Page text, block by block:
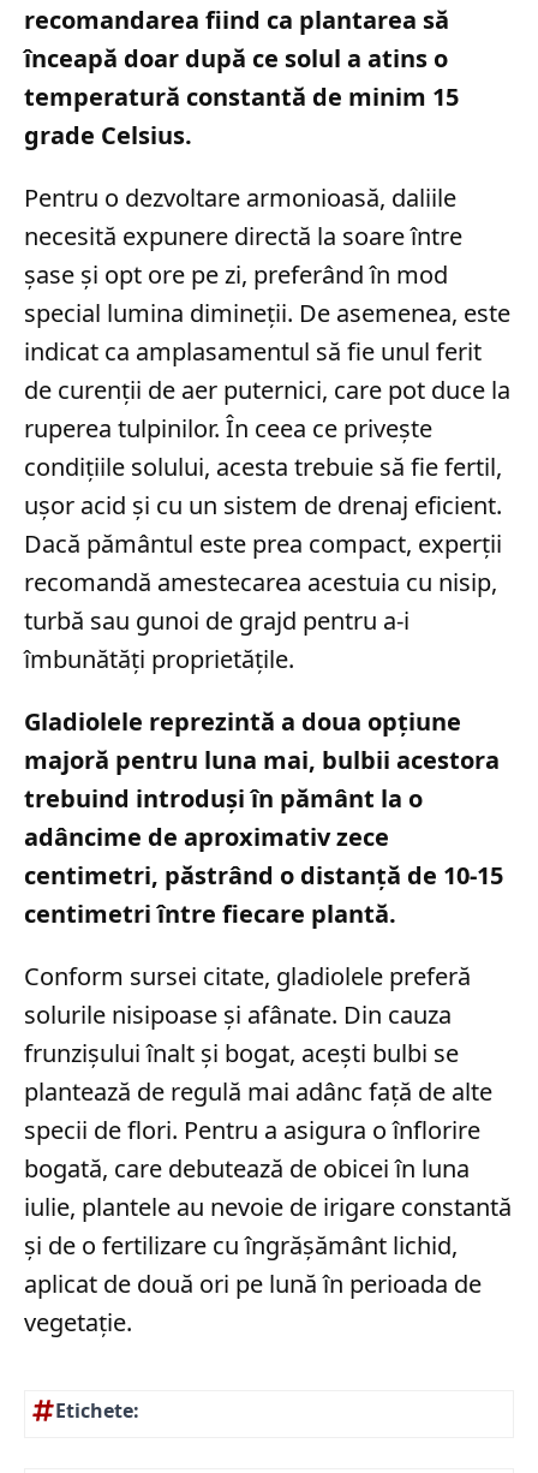
recomandarea fiind ca plantarea să
înceapă doar după ce solul a atins o
temperatură constantă de minim 15
grade Celsius.
Pentru o dezvoltare armonioasă, daliile
necesită expunere directă la soare între
șase și opt ore pe zi, preferând în mod
special lumina dimineții. De asemenea, este
indicat ca amplasamentul să fie unul ferit
de curenții de aer puternici, care pot duce la
ruperea tulpinilor. În ceea ce privește
condițiile solului, acesta trebuie să fie fertil,
ușor acid și cu un sistem de drenaj eficient.
Dacă pământul este prea compact, experții
recomandă amestecarea acestuia cu nisip,
turbă sau gunoi de grajd pentru a-i
îmbunătăți proprietățile.
Gladiolele reprezintă a doua opțiune
majoră pentru luna mai, bulbii acestora
trebuind introduși în pământ la o
adâncime de aproximativ zece
centimetri, păstrând o distanță de 10-15
centimetri între fiecare plantă.
Conform sursei citate, gladiolele preferă
solurile nisipoase și afânate. Din cauza
frunzișului înalt și bogat, acești bulbi se
plantează de regulă mai adânc față de alte
specii de flori. Pentru a asigura o înflorire
bogată, care debutează de obicei în luna
iulie, plantele au nevoie de irigare constantă
și de o fertilizare cu îngrășământ lichid,
aplicat de două ori pe lună în perioada de
vegetație.
Etichete: